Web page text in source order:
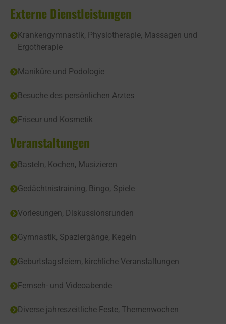
Externe Dienstleistungen
Krankengymnastik, Physiotherapie, Massagen und
Ergotherapie
Maniküre und Podologie
Besuche des persönlichen Arztes
Friseur und Kosmetik
Veranstaltungen
Basteln, Kochen, Musizieren
Gedächtnistraining, Bingo, Spiele
Vorlesungen, Diskussionsrunden
Gymnastik, Spaziergänge, Kegeln
Geburtstagsfeiern, kirchliche Veranstaltungen
Fernseh- und Videoabende
Diverse jahreszeitliche Feste, Themenwochen